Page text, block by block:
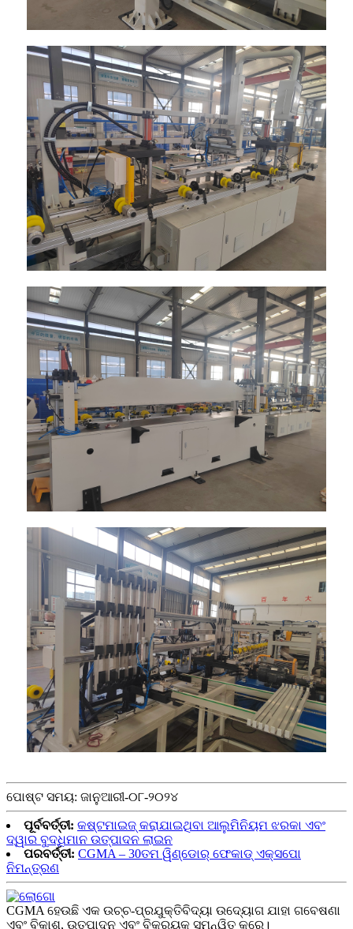
ପୋଷ୍ଟ ସମୟ: ଜାନୁଆରୀ-୦୮-୨୦୨୪
ପୂର୍ବବର୍ତ୍ତୀ: କଷ୍ଟମାଇଜ୍ କରାଯାଇଥିବା ଆଲୁମିନିୟମ ଝରକା ଏବଂ
ଦ୍ୱାର ବୁଦ୍ଧିମାନ ଉତ୍ପାଦନ ଲାଇନ
ପରବର୍ତ୍ତୀ: CGMA – 30ତମ ୱିଣ୍ଡୋର୍ ଫେକାଡ୍ ଏକ୍ସପୋ
ନିମନ୍ତ୍ରଣ
CGMA ହେଉଛି ଏକ ଉଚ୍ଚ-ପ୍ରଯୁକ୍ତିବିଦ୍ୟା ଉଦ୍ୟୋଗ ଯାହା ଗବେଷଣା
ଏବଂ ବିକାଶ, ଉତ୍ପାଦନ ଏବଂ ବିକ୍ରୟକୁ ସମନ୍ୱିତ କରେ।